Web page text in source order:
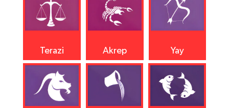
Terazi Akrep Yay